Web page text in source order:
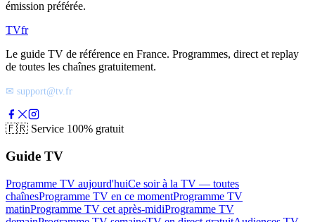
émission préférée.
TVfr
Le guide TV de référence en France. Programmes, direct et replay
de toutes les chaînes gratuitement.
✉ support@tv.fr
🇫🇷 Service 100% gratuit
Guide TV
Programme TV aujourd'huiCe soir à la TV — toutes
chaînesProgramme TV en ce momentProgramme TV
matinProgramme TV cet après-midiProgramme TV